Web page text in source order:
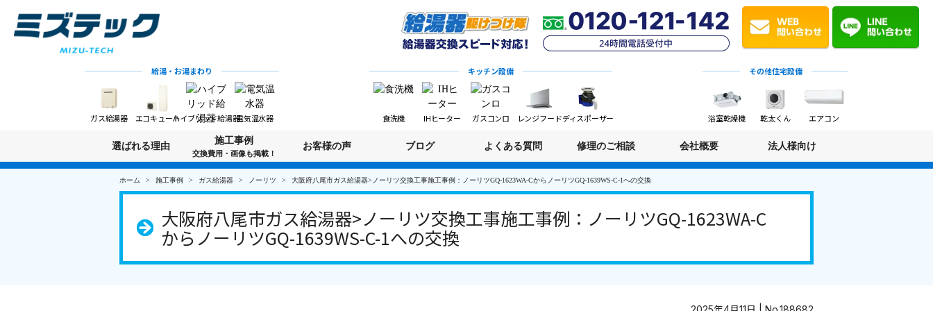
給湯・お湯まわり
ガス給湯器 エコキュートハイブリッド給湯器電気温水器
キッチン設備
食洗機 IHヒーター ガスコンロ レンジフードディスポーザー
その他住宅設備
浴室乾燥機 乾太くん エアコン
選ばれる理由
施工事例
交換費用・画像も掲載！
お客様の声 ブログ よくある質問 修理のご相談 会社概要 法人様向け
ホーム 施工事例 ガス給湯器 ノーリツ 大阪府八尾市ガス給湯器>ノーリツ交換工事施工事例：ノーリツGQ-1623WA-CからノーリツGQ-1639WS-C-1への交換
大阪府八尾市ガス給湯器>ノーリツ交換工事施工事例：ノーリツGQ-1623WA-C
からノーリツGQ-1639WS-C-1への交換